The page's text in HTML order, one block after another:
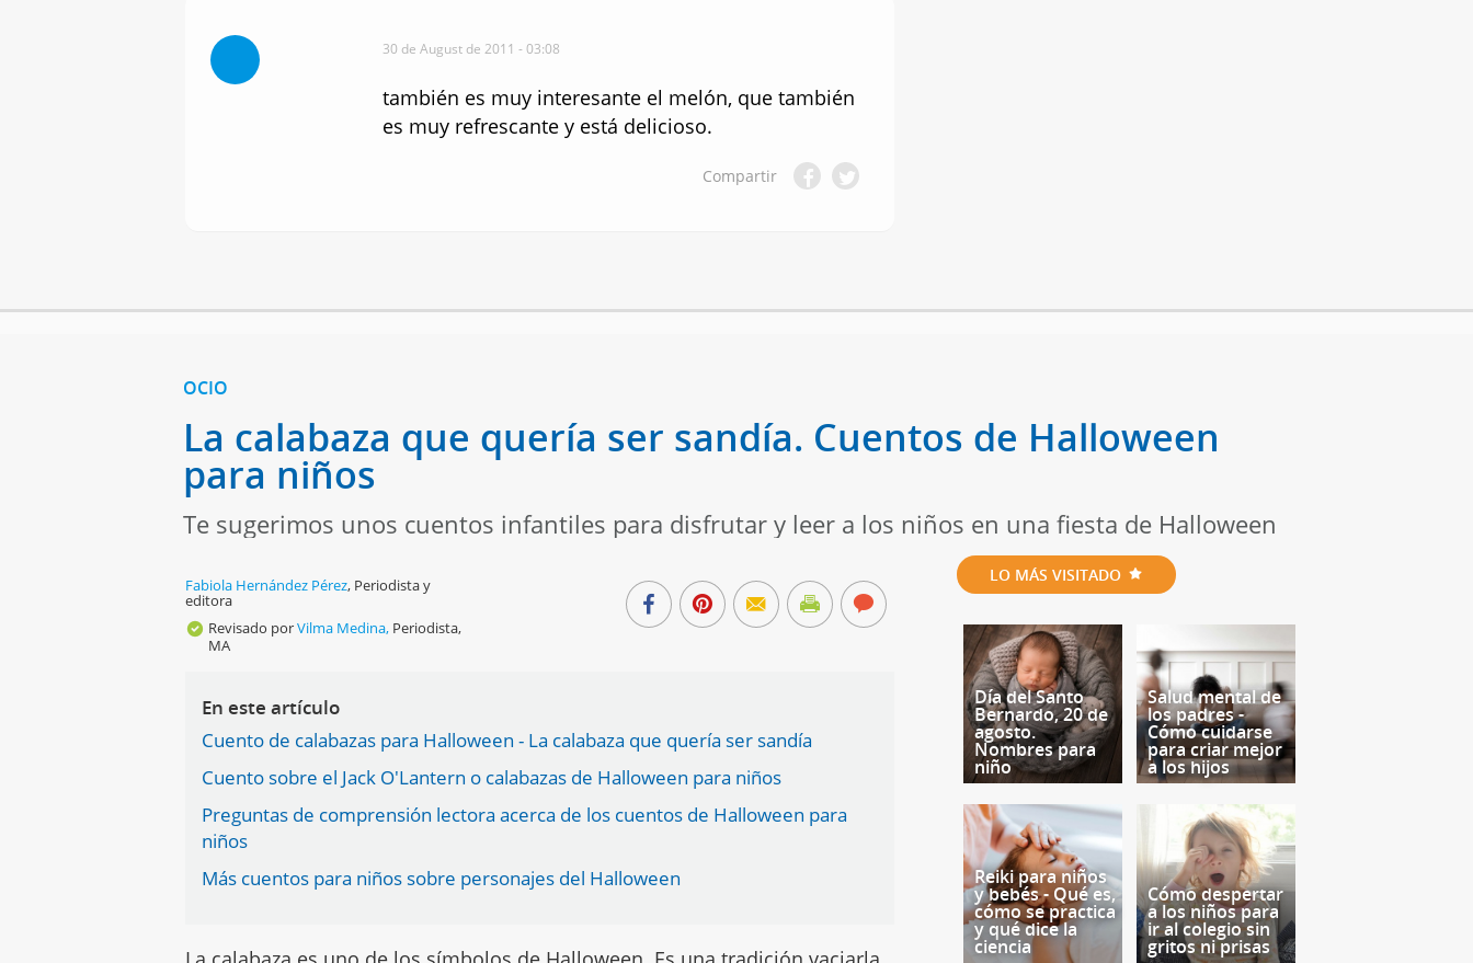
30 de August de 2011 - 03:08
también es muy interesante el melón, que también
es muy refrescante y está delicioso.
Compartir
OCIO
La calabaza que quería ser sandía. Cuentos de Halloween
para niños
Te sugerimos unos cuentos infantiles para disfrutar y leer a los niños en una fiesta de Halloween
Fabiola Hernández Pérez, Periodista y
editora
Revisado porVilma Medina, Periodista,
MA
En este artículo
Cuento de calabazas para Halloween - La calabaza que quería ser sandía
Cuento sobre el Jack O'Lantern o calabazas de Halloween para niños
Preguntas de comprensión lectora acerca de los cuentos de Halloween para
niños
Más cuentos para niños sobre personajes del Halloween
LO MÁS VISITADO
Día del Santo
Bernardo, 20 de
agosto.
Nombres para
niño
Salud mental de
los padres -
Cómo cuidarse
para criar mejor
a los hijos
Reiki para niños
y bebés - Qué es,
cómo se practica
y qué dice la
ciencia
Cómo despertar
a los niños para
ir al colegio sin
gritos ni prisas